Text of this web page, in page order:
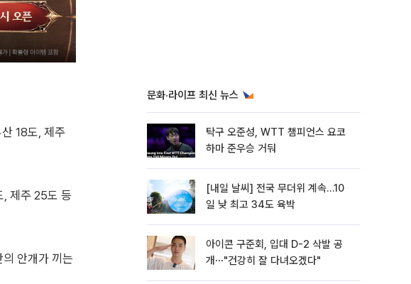
18도, 제주
제주 25도 등
안개가 끼는
문화·라이프 최신 뉴스
탁구 오준성, WTT 챔피언스 요코
하마 준우승 거둬
[내일 날씨] 전국 무더위 계속…10
일 낮 최고 34도 육박
아이콘 구준회, 입대 D-2 삭발 공
개⋯"건강히 잘 다녀오겠다"